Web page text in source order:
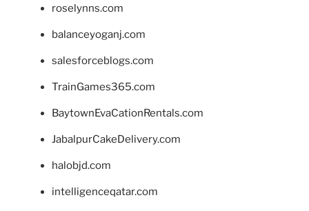
roselynns.com
balanceyoganj.com
salesforceblogs.com
TrainGames365.com
BaytownEvaCationRentals.com
JabalpurCakeDelivery.com
halobjd.com
intelligenceqatar.com